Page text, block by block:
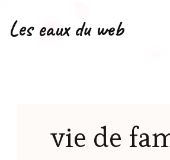
Les eaux du web
vie de